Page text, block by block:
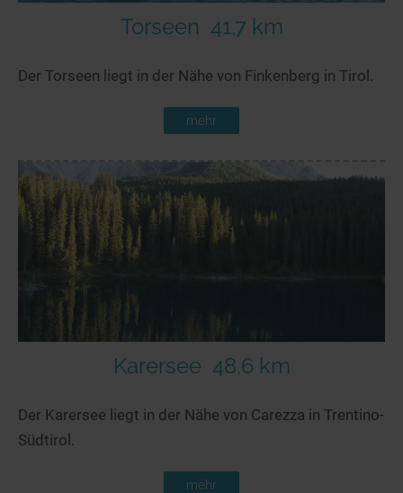
Torseen 41,7 km
Der Torseen liegt in der Nähe von Finkenberg in Tirol.
mehr
Karersee 48,6 km
Der Karersee liegt in der Nähe von Carezza in Trentino-
Südtirol.
mehr